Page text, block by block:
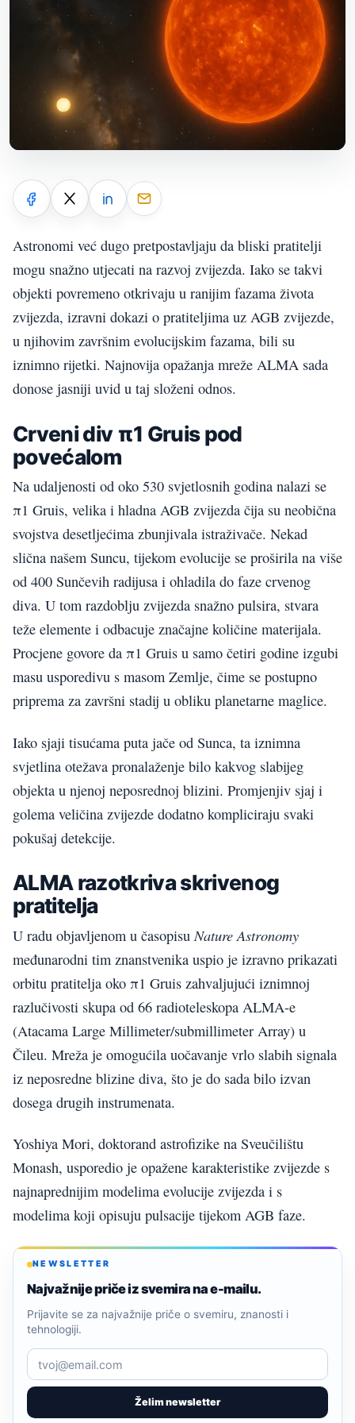
Astronomi već dugo pretpostavljaju da bliski pratitelji
mogu snažno utjecati na razvoj zvijezda. Iako se takvi
objekti povremeno otkrivaju u ranijim fazama života
zvijezda, izravni dokazi o pratiteljima uz AGB zvijezde,
u njihovim završnim evolucijskim fazama, bili su
iznimno rijetki. Najnovija opažanja mreže ALMA sada
donose jasniji uvid u taj složeni odnos.
Crveni div π1 Gruis pod
povećalom
Na udaljenosti od oko 530 svjetlosnih godina nalazi se
π1 Gruis, velika i hladna AGB zvijezda čija su neobična
svojstva desetljećima zbunjivala istraživače. Nekad
slična našem Suncu, tijekom evolucije se proširila na više
od 400 Sunčevih radijusa i ohladila do faze crvenog
diva. U tom razdoblju zvijezda snažno pulsira, stvara
teže elemente i odbacuje značajne količine materijala.
Procjene govore da π1 Gruis u samo četiri godine izgubi
masu usporedivu s masom Zemlje, čime se postupno
priprema za završni stadij u obliku planetarne maglice.
Iako sjaji tisućama puta jače od Sunca, ta iznimna
svjetlina otežava pronalaženje bilo kakvog slabijeg
objekta u njenoj neposrednoj blizini. Promjenjiv sjaj i
golema veličina zvijezde dodatno kompliciraju svaki
pokušaj detekcije.
ALMA razotkriva skrivenog
pratitelja
U radu objavljenom u časopisu Nature Astronomy
međunarodni tim znanstvenika uspio je izravno prikazati
orbitu pratitelja oko π1 Gruis zahvaljujući iznimnoj
razlučivosti skupa od 66 radioteleskopa ALMA-e
(Atacama Large Millimeter/submillimeter Array) u
Čileu. Mreža je omogućila uočavanje vrlo slabih signala
iz neposredne blizine diva, što je do sada bilo izvan
dosega drugih instrumenata.
Yoshiya Mori, doktorand astrofizike na Sveučilištu
Monash, usporedio je opažene karakteristike zvijezde s
najnaprednijim modelima evolucije zvijezda i s
modelima koji opisuju pulsacije tijekom AGB faze.
NEWSLETTER
Najvažnije priče iz svemira na e-mailu.
Želim newsletter
Prijavite se za najvažnije priče o svemiru, znanosti i
tehnologiji.